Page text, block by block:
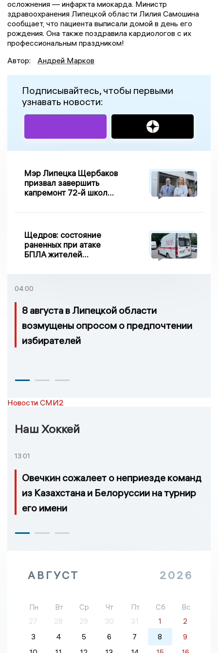
осложнения — инфаркта миокарда. Министр
здравоохранения Липецкой области Лилия Самошина
сообщает, что пациента выписали домой в день его
рождения. Она также поздравила кардиологов с их
профессиональным праздником!
Автор:
Андрей Марков
Подписывайтесь, чтобы первыми
узнавать новости:
Мэр Липецка Щербаков
призвал завершить
капремонт 72-й школы
Щедров: состояние
раненных при атаке
БПЛА жителей
04:00
8 августа в Липецкой области
возмущены опросом о предпочтении
избирателей
Новости СМИ2
Наш Хоккей
13:01
Овечкин сожалеет о неприезде команд
из Казахстана и Белоруссии на турнир
его имени
АВГУСТ 2026
Пн Вт Ср Чт Пт Сб
Вс
27
28 29 30 31 1
2
3
4 5 6 7 8
9